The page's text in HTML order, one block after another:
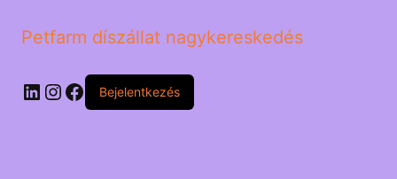
Petfarm díszállat nagykereskedés
LinkedIn
Instagram
Facebook
Bejelentkezés